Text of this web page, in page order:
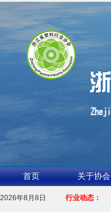
首页 关于协会
2026年8月8日 行业动态：
1.聚力产业链 共启新征程